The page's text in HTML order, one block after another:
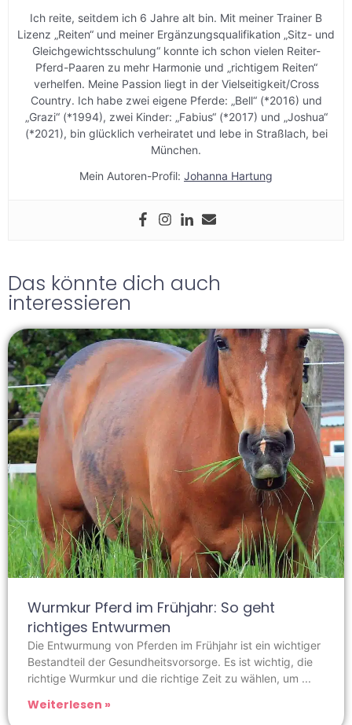
Ich reite, seitdem ich 6 Jahre alt bin. Mit meiner Trainer B
Lizenz „Reiten“ und meiner Ergänzungsqualifikation „Sitz- und
Gleichgewichtsschulung“ konnte ich schon vielen Reiter-
Pferd-Paaren zu mehr Harmonie und „richtigem Reiten“
verhelfen. Meine Passion liegt in der Vielseitigkeit/Cross
Country. Ich habe zwei eigene Pferde: „Bell“ (*2016) und
„Grazi“ (*1994), zwei Kinder: „Fabius“ (*2017) und „Joshua“
(*2021), bin glücklich verheiratet und lebe in Straßlach, bei
München.
Mein Autoren-Profil: Johanna Hartung
Das könnte dich auch
interessieren
Wurmkur Pferd im Frühjahr: So geht
richtiges Entwurmen
Die Entwurmung von Pferden im Frühjahr ist ein wichtiger
Bestandteil der Gesundheitsvorsorge. Es ist wichtig, die
richtige Wurmkur und die richtige Zeit zu wählen, um
Weiterlesen »